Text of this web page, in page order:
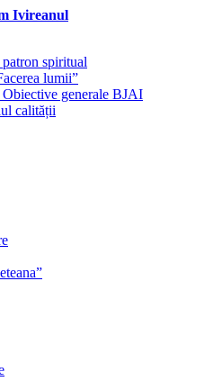
spiritual
lumii”
generale BJAI
calității